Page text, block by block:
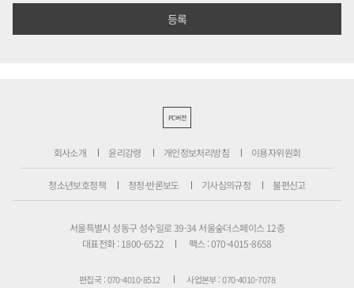
PC버전
회사소개 윤리강령 개인정보처리방침 이용자위원회
청소년보호정책 정정·반론보도 기사심의규정 불편신고
서울특별시 성동구 성수일로 39-34 서울숲더스페이스 12층
대표전화 : 1800-6522
팩스 : 070-4015-8658
편집국 : 070-4010-8512 사업본부 : 070-4010-7078